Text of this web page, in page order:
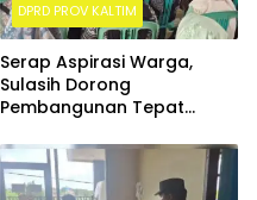
DPRD PROV KALTIM
Serap Aspirasi Warga,
Sulasih Dorong
Pembangunan Tepat